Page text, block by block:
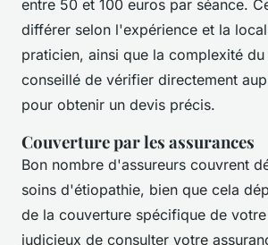
entre 50 et 100 euros par séance.
différer selon l'expérience et la
praticien, ainsi que la complexité
conseillé de vérifier directement
pour obtenir un devis précis.
Couverture par les assurances
Bon nombre d'assureurs couvrent
soins d'étiopathie, bien que cela
de la couverture spécifique de
judicieux de consulter votre